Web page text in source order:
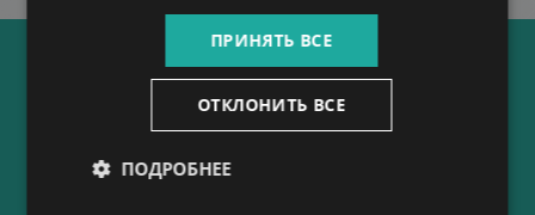
* Ставки аренды основаны на договоре аренды с
ПРИНЯТЬ ВСЕ
ОТКЛОНИТЬ ВСЕ
ПОДРОБНЕЕ